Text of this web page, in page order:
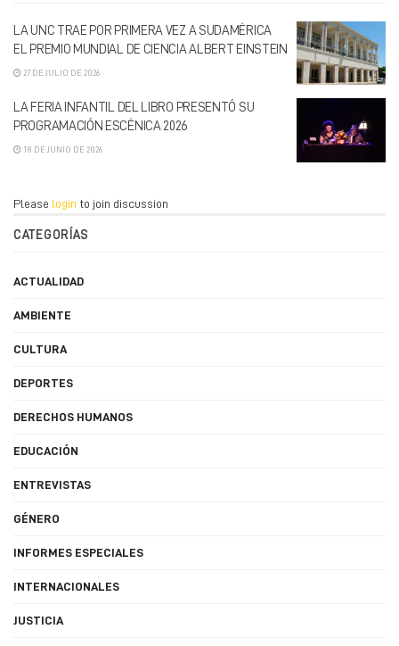
LA UNC TRAE POR PRIMERA VEZ A SUDAMÉRICA
EL PREMIO MUNDIAL DE CIENCIA ALBERT EINSTEIN
27 DE JULIO DE 2026
LA FERIA INFANTIL DEL LIBRO PRESENTÓ SU
PROGRAMACIÓN ESCÉNICA 2026
18 DE JUNIO DE 2026
Please login to join discussion
CATEGORÍAS
ACTUALIDAD
AMBIENTE
CULTURA
DEPORTES
DERECHOS HUMANOS
EDUCACIÓN
ENTREVISTAS
GÉNERO
INFORMES ESPECIALES
INTERNACIONALES
JUSTICIA